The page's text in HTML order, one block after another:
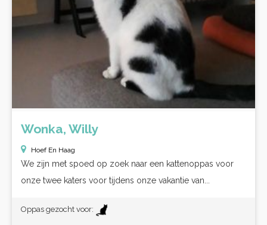
Wonka, Willy
Hoef En Haag
We zijn met spoed op zoek naar een kattenoppas voor
onze twee katers voor tijdens onze vakantie van...
Oppas gezocht voor: